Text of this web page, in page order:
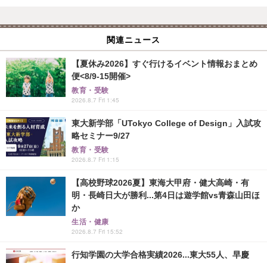
関連ニュース
【夏休み2026】すぐ行けるイベント情報おまとめ
便<8/9-15開催>
教育・受験
2026.8.7 Fri 1:45
東大新学部「UTokyo College of Design」入試攻
略セミナー9/27
教育・受験
2026.8.7 Fri 1:15
【高校野球2026夏】東海大甲府・健大高崎・有
明・長崎日大が勝利...第4日は遊学館vs青森山田ほ
か
生活・健康
2026.8.7 Fri 15:52
行知学園の大学合格実績2026...東大55人、早慶